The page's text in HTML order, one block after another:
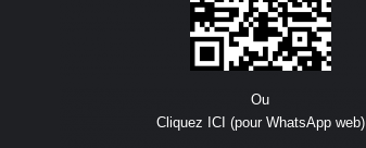
Ou
Cliquez ICI (pour WhatsApp web)